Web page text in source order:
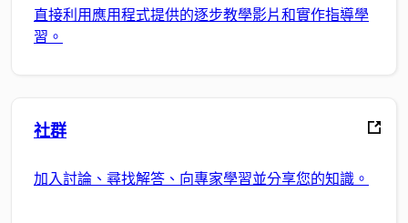
直接利用應用程式提供的逐步教學影片和實作指導學
習。
社群
加入討論、尋找解答、向專家學習並分享您的知識。